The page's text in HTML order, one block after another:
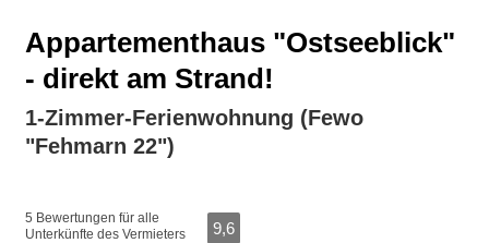
Appartementhaus "Ostseeblick"
- direkt am Strand!
1-Zimmer-Ferienwohnung (Fewo
"Fehmarn 22")
5 Bewertungen für alle
Unterkünfte des Vermieters
9,6